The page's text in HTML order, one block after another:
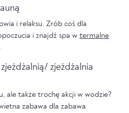
i relaksu. Zrób coś dla
i znajdź spa w termalne
.
zjeżdżalnia
ale także trochę akcji w wodzie?
zabawa dla zabawa